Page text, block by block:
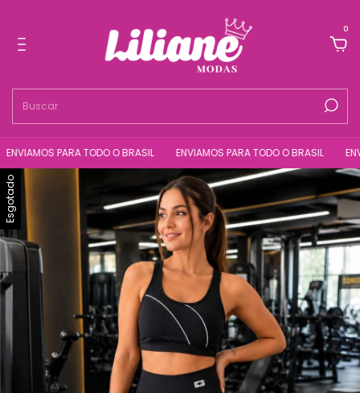
0
PARA TODO O BRASIL ENVIAMOS PARA TODO O BRASIL
Esgotado